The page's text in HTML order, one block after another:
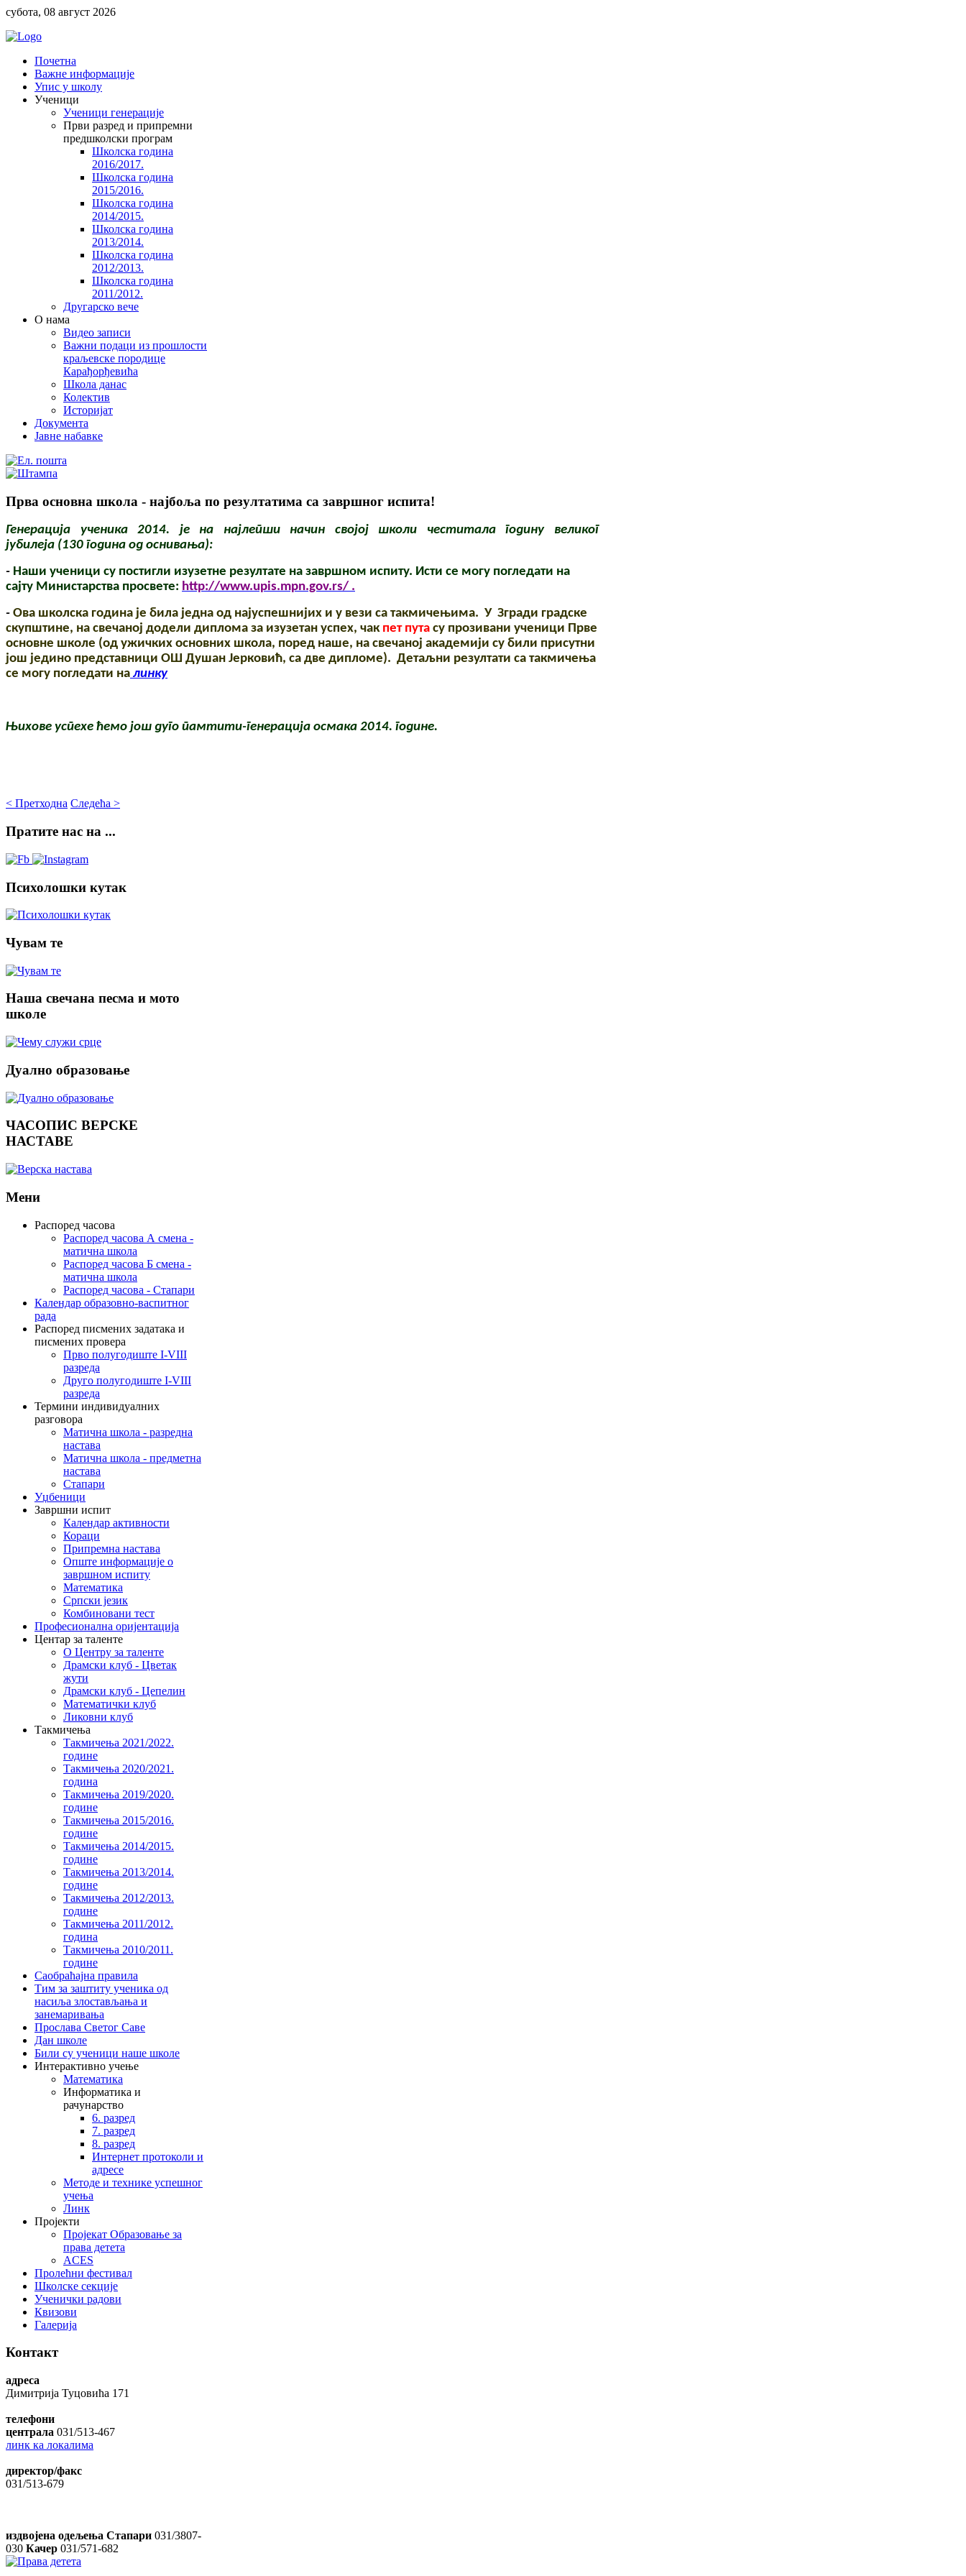
субота, 08 август 2026
Почетна
Важне информације
Упис у школу
Ученици
Ученици генерације
Први разред и припремни
предшколски програм
Школска година
2016/2017.
Школска година
2015/2016.
Школска година
2014/2015.
Школска година
2013/2014.
Школска година
2012/2013.
Школска година
2011/2012.
Другарско вече
O нама
Видео записи
Важни подаци из прошлости
краљевске породице
Карађорђевића
Школа данас
Колектив
Историјат
Документа
Јавне набавке
Прва основна школа - најбоља по резултатима са завршног испита!
Генерација ученика 2014. је на најлепши начин својој школи честитала годину великог
јубилеја (130 година од оснивања):
- Наши ученици су постигли изузетне резултате на завршном испиту. Исти се могу погледати на
сајту Министарства просвете: http://www.upis.mpn.gov.rs/ .
- Ова школска година је била једна од најуспешнијих и у вези са такмичењима. У Згради градске
скупштине, на свечаној додели диплома за изузетан успех, чак пет пута су прозивани ученици Прве
основне школе (од ужичких основних школа, поред наше, на свечаној академији су били присутни
још једино представници ОШ Душан Јерковић, са две дипломе). Детаљни резултати са такмичења
се могу погледати налинку
Њихове успехе ћемо још дуго памтити-генерација осмака 2014. године.
< Претходна Следећа >
Пратите нас на ...
Психолошки кутак
Чувам те
Наша свечана песма и мото
школе
Дуално образовање
ЧАСОПИС ВЕРСКЕ
НАСТАВЕ
Мени
Распоред часова
Распоред часова А смена -
матична школа
Распоред часова Б смена -
матична школа
Распоред часова - Стапари
Календар образовно-васпитног
рада
Распоред писмених задатака и
писмених провера
Прво полугодиште I-VIII
разреда
Друго полугодиште I-VIII
разреда
Термини индивидуалних
разговора
Матична школа - разредна
настава
Матична школа - предметна
настава
Стапари
Уџбеници
Завршни испит
Календар активности
Кораци
Припремна настава
Опште информације о
завршном испиту
Математика
Српски језик
Комбиновани тест
Професионална оријентација
Центар за таленте
О Центру за таленте
Драмски клуб - Цветак
жути
Драмски клуб - Цепелин
Математички клуб
Ликовни клуб
Такмичења
Такмичења 2021/2022.
године
Такмичења 2020/2021.
година
Такмичења 2019/2020.
године
Такмичења 2015/2016.
године
Такмичења 2014/2015.
године
Такмичења 2013/2014.
године
Такмичења 2012/2013.
године
Такмичења 2011/2012.
година
Такмичења 2010/2011.
године
Саобраћајна правила
Тим за заштиту ученика од
насиља злостављања и
занемаривања
Прослава Светог Саве
Дан школе
Били су ученици наше школе
Интерактивно учење
Математика
Информатика и
рачунарство
6. разред
7. разред
8. разред
Интернет протоколи и
адресе
Методе и технике успешног
учења
Линк
Пројекти
Пројекат Образовање за
права детета
ACES
Пролећни фестивал
Школске секције
Ученички радови
Квизови
Галерија
Контакт
адреса
Димитрија Туцовића 171
телефони
централа 031/513-467
линк ка локалима
директор/факс
031/513-679
издвојена одељења Стапари 031/3807-
030 Качер 031/571-682